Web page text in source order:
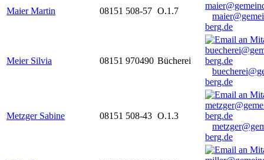
Maier Martin 08151 508-57 O.1.7
berg.de
Meier Silvia 08151 970490 Bücherei
berg.de
Metzger Sabine 08151 508-43 O.1.3
berg.de